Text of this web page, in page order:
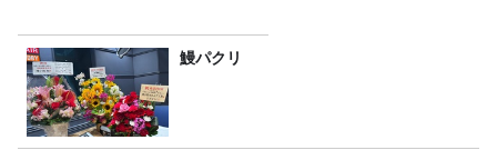
鰻パクリ